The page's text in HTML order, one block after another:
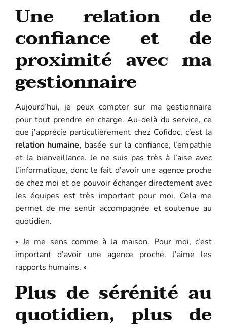
Une relation de
confiance et de
proximité avec ma
gestionnaire
Aujourd’hui, je peux compter sur ma gestionnaire
pour tout prendre en charge. Au-delà du service, ce
que j’apprécie particulièrement chez Cofidoc, c’est la
relation humaine, basée sur la confiance, l’empathie
et la bienveillance. Je ne suis pas très à l’aise avec
l’informatique, donc le fait d’avoir une agence proche
de chez moi et de pouvoir échanger directement avec
les équipes est très important pour moi. Cela me
permet de me sentir accompagnée et soutenue au
quotidien.
« Je me sens comme à la maison. Pour moi, c’est
important d’avoir une agence proche. J’aime les
rapports humains. »
Plus de sérénité au
quotidien, plus de